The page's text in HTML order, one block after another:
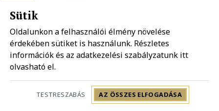
1.890 Ft
Mpl házhozszállítás
1.990 Ft
Mpl postapont
Szállítás: 2-5 munkanap
Sütik
Oldalunkon a felhasználói élmény növelése
érdekében sütiket is használunk. Részletes
információk és az adatkezelési szabályzatunk itt
olvasható el.
TESTRESZABÁS AZ ÖSSZES ELFOGADÁSA